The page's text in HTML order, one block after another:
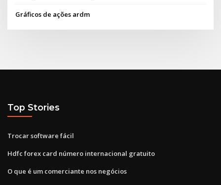
Gráficos de ações ardm
Top Stories
Trocar software fácil
Hdfc forex card número internacional gratuito
O que é um comerciante nos negócios